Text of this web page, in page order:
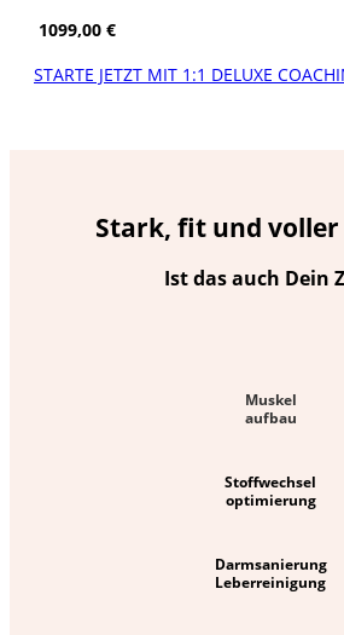
1099,00 €
STARTE JETZT MIT 1:1 DELUXE
Stark, fit und
Ist das auch Dein
Muskel
aufbau
Stoffwechsel
optimierung
Darmsanierung
Leberreinigung